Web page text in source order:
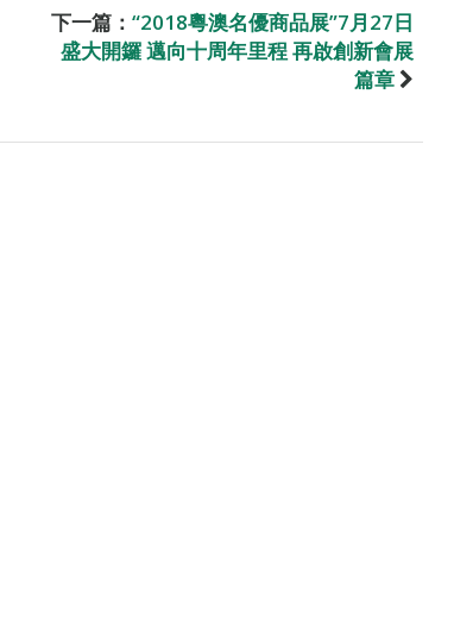
下一篇： “2018粵澳名優商品展”7月27日
盛大開鑼 邁向十周年里程 再啟創新會展
篇章